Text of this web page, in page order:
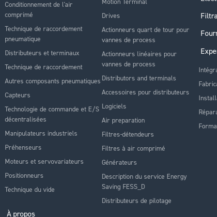
Conditionnement de l'air
comprimé
Technique de raccordement
pneumatique
Distributeurs et terminaux
Technique de raccordement
Autres composants pneumatiques
Capteurs
Technologie de commande et E/S
décentralisées
Manipulateurs industriels
Préhenseurs
Moteurs et servovariateurs
Positionneurs
Technique du vide
Drives
Actionneurs quart de tour pour
vannes de process
Actionneurs linéaires pour
vannes de process
Distributors and terminals
Accessoires pour distributeurs
Logiciels
Air preparation
Filtres-détendeurs
Filtres à air comprimé
Générateurs
Description du service Energy
Saving FESS_D
Distributeurs de pilotage
À propos